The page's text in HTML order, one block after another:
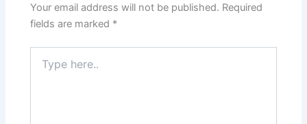
Your email address will not be published. Required
fields are marked *
here..